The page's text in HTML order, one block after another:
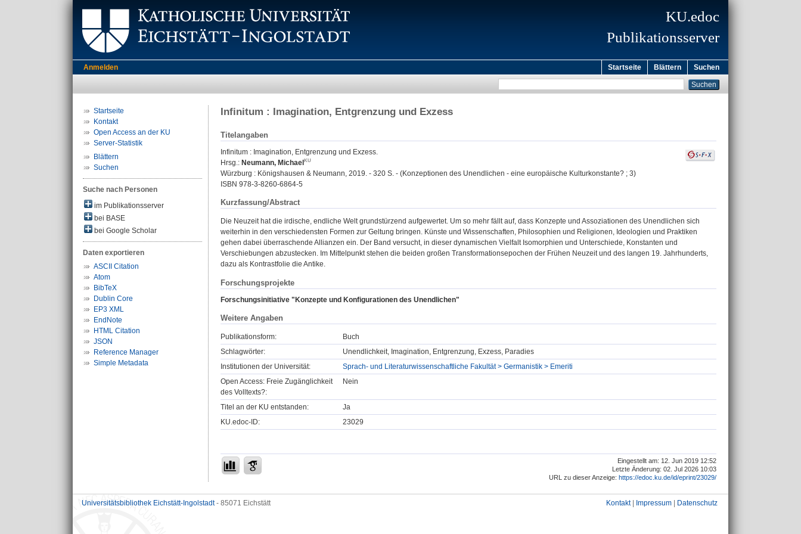
KU.edoc
Publikationsserver
Anmelden Startseite Blättern Suchen
Startseite
Kontakt
Open Access an der KU
Server-Statistik
Blättern
Suchen
Suche nach Personen
im Publikationsserver
bei BASE
bei Google Scholar
Daten exportieren
ASCII Citation
Atom
BibTeX
Dublin Core
EP3 XML
EndNote
HTML Citation
JSON
Reference Manager
Simple Metadata
Infinitum : Imagination, Entgrenzung und Exzess
Titelangaben
Infinitum : Imagination, Entgrenzung und Exzess.
Hrsg.: Neumann, Michael
Würzburg : Königshausen & Neumann, 2019. - 320 S. - (Konzeptionen des Unendlichen - eine europäische Kulturkonstante? ; 3)
ISBN 978-3-8260-6864-5
Kurzfassung/Abstract
Die Neuzeit hat die irdische, endliche Welt grundstürzend aufgewertet. Um so mehr fällt auf, dass Konzepte und Assoziationen des Unendlichen sich
weiterhin in den verschiedensten Formen zur Geltung bringen. Künste und Wissenschaften, Philosophien und Religionen, Ideologien und Praktiken
gehen dabei überraschende Allianzen ein. Der Band versucht, in dieser dynamischen Vielfalt Isomorphien und Unterschiede, Konstanten und
Verschiebungen abzustecken. Im Mittelpunkt stehen die beiden großen Transformationsepochen der Frühen Neuzeit und des langen 19. Jahrhunderts,
dazu als Kontrastfolie die Antike.
Forschungsprojekte
Forschungsinitiative "Konzepte und Konfigurationen des Unendlichen"
Weitere Angaben
Publikationsform:
Buch
Schlagwörter:
Unendlichkeit, Imagination, Entgrenzung, Exzess, Paradies
Institutionen der Universität:
Sprach- und Literaturwissenschaftliche Fakultät > Germanistik > Emeriti
Open Access: Freie Zugänglichkeit
des Volltexts?:
Nein
Titel an der KU entstanden:
Ja
KU.edoc-ID:
23029
Eingestellt am: 12. Jun 2019 12:52
Letzte Änderung: 02. Jul 2026 10:03
URL zu dieser Anzeige: https://edoc.ku.de/id/eprint/23029/
Universitätsbibliothek Eichstätt-Ingolstadt- 85071 Eichstätt Kontakt| Impressum Datenschutz